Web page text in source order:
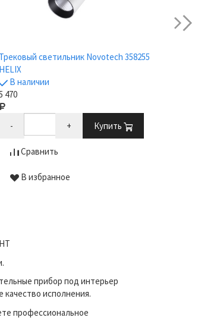
Трековый светильник Novotech 358255
HELIX
В наличии
470
- + Купить
Сравнить
В избранное
next
прибор под интерьер
качество исполнения.
профессиональное